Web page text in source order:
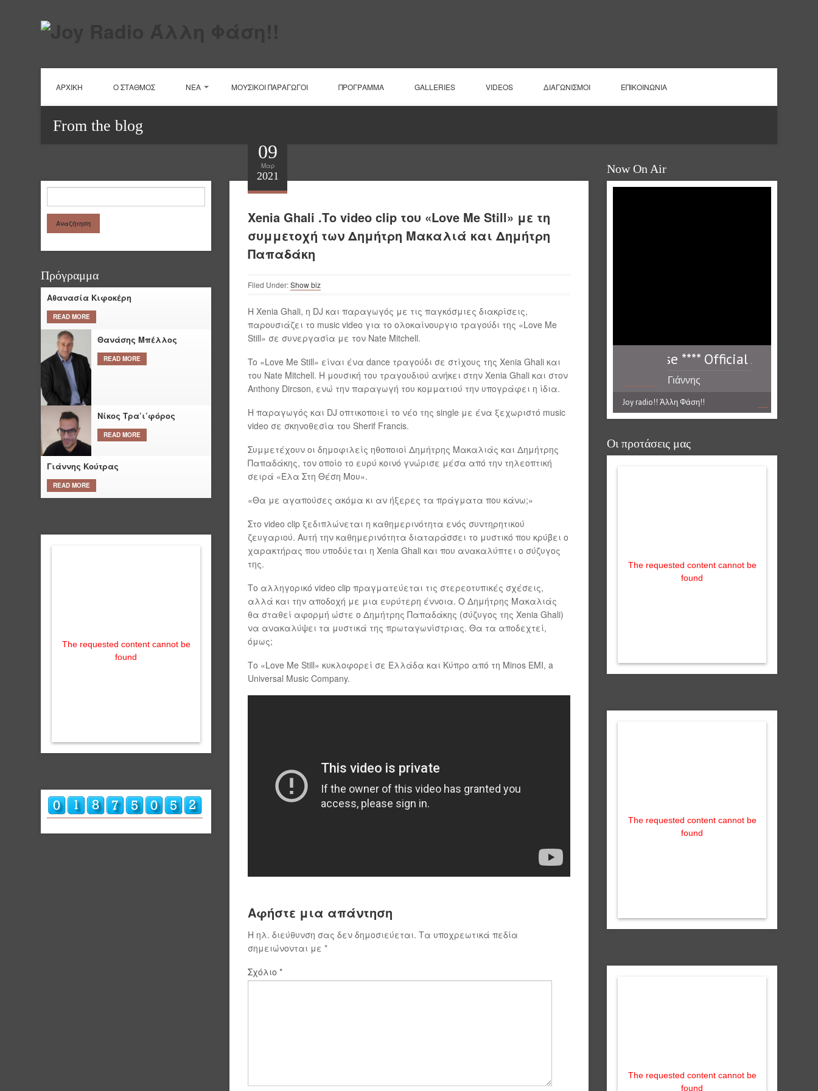
ΑΡΧΙΚΗ Ο ΣΤΑΘΜΟΣ ΝΕΑ ΜΟΥΣΙΚΟΙ ΠΑΡΑΓΩΓΟΙ ΠΡΟΓΡΑΜΜΑ GALLERIES VIDEOS ΔΙΑΓΩΝΙΣΜΟΙ ΕΠΙΚΟΙΝΩΝΙΑ
From the blog
Πρόγραμμα
Αθανασία Κιφοκέρη
READ MORE
Θανάσης Μπέλλος
READ MORE
Νίκος Τρα’ι’φόρος
READ MORE
Γιάννης Κούτρας
READ MORE
The requested content cannot be
found
09
Μαρ
2021
Xenia Ghali .Το video clip του «Love Me Still» με τη
συμμετοχή των Δημήτρη Μακαλιά και Δημήτρη
Παπαδάκη
Filed Under:Show biz
Η Xenia Ghali, η DJ και παραγωγός με τις παγκόσμιες διακρίσεις,
παρουσιάζει το music video για το ολοκαίνουργιο τραγούδι της «Love Me
Still» σε συνεργασία με τον Nate Mitchell.
To «Love Me Still» είναι ένα dance τραγούδι σε στίχους της Xenia Ghali και
του Nate Mitchell. Η μουσική του τραγουδιού ανήκει στην Xenia Ghali και στον
Anthony Dircson, ενώ την παραγωγή του κομματιού την υπογράφει η ίδια.
Η παραγωγός και DJ οπτικοποιεί το νέο της single με ένα ξεχωριστό music
video σε σκηνοθεσία του Sherif Francis.
Συμμετέχουν οι δημοφιλείς ηθοποιοί Δημήτρης Μακαλιάς και Δημήτρης
Παπαδάκης, τον οποίο το ευρύ κοινό γνώρισε μέσα από την τηλεοπτική
σειρά «Έλα Στη Θέση Μου».
«Θα με αγαπούσες ακόμα κι αν ήξερες τα πράγματα που κάνω;»
Στο video clip ξεδιπλώνεται η καθημερινότητα ενός συντηρητικού
ζευγαριού. Αυτή την καθημερινότητα διαταράσσει το μυστικό που κρύβει ο
χαρακτήρας που υποδύεται η Xenia Ghali και που ανακαλύπτει ο σύζυγος
της.
Το αλληγορικό video clip πραγματεύεται τις στερεοτυπικές σχέσεις,
αλλά και την αποδοχή με μια ευρύτερη έννοια. Ο Δημήτρης Μακαλιάς
θα σταθεί αφορμή ώστε ο Δημήτρης Παπαδάκης (σύζυγος της Xenia Ghali)
να ανακαλύψει τα μυστικά της πρωταγωνίστριας. Θα τα αποδεχτεί,
όμως;
Το «Love Me Still» κυκλοφορεί σε Ελλάδα και Κύπρο από τη Minos EMI, a
Universal Music Company.
Αφήστε μια απάντηση
Η ηλ. διεύθυνση σας δεν δημοσιεύεται. Τα υποχρεωτικά πεδία
σημειώνονται με *
Σχόλιο *
Now On Air
Official Audio Release **** Official Audio
Γιάννης
Παρασύνθημα
Joy radio!! Άλλη Φάση!!
Οι προτάσεις μας
The requested content cannot be
found
The requested content cannot be
found
The requested content cannot be
found